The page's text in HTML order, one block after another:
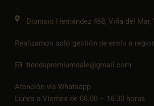
Dionisio Hernández 468, Viña del Mar,
Realizamos solo gestión de envío a
tiendapremiumsale@gmail.com
Atención vía Whatsapp
Lunes a Viernes de 08:00 – 16:30 horas